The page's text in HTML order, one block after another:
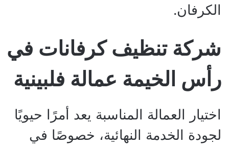
الكرفان.
شركة تنظيف كرفانات في
رأس الخيمة عمالة فلبينية
اختيار العمالة المناسبة يعد أمرًا حيويًا
لجودة الخدمة النهائية، خصوصًا في